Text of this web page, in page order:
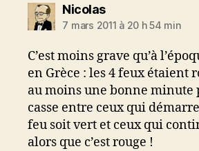
Nicolasdit :
7 mars 2011 à 20 h 54 min
C’est moins grave qu’à
en Grèce : les 4 feux étaient
au moins une bonne
casse entre ceux qui
feu soit vert et ceux qui
alors que c’est rouge !